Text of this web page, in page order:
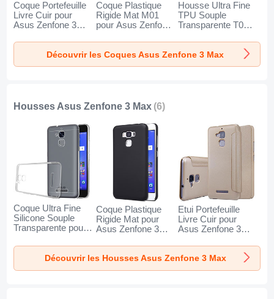
Coque Portefeuille
Livre Cuir pour
Asus Zenfone 3
Coque Plastique
Rigide Mat M01
pour Asus Zenfone
Housse Ultra Fine
TPU Souple
Transparente T02
3 Max Clair
Découvrir les Coques Asus Zenfone 3 Max
Housses Asus Zenfone 3 Max (6)
Coque Ultra Fine
Silicone Souple
Transparente pour
Max Clair
Coque Plastique
Rigide Mat pour
Asus Zenfone 3
Etui Portefeuille
Livre Cuir pour
Asus Zenfone 3
Découvrir les Housses Asus Zenfone 3 Max